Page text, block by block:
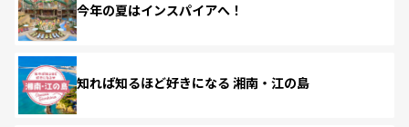
今年の夏はインスパイアへ！
知れば知るほど好きになる 湘南・江の島